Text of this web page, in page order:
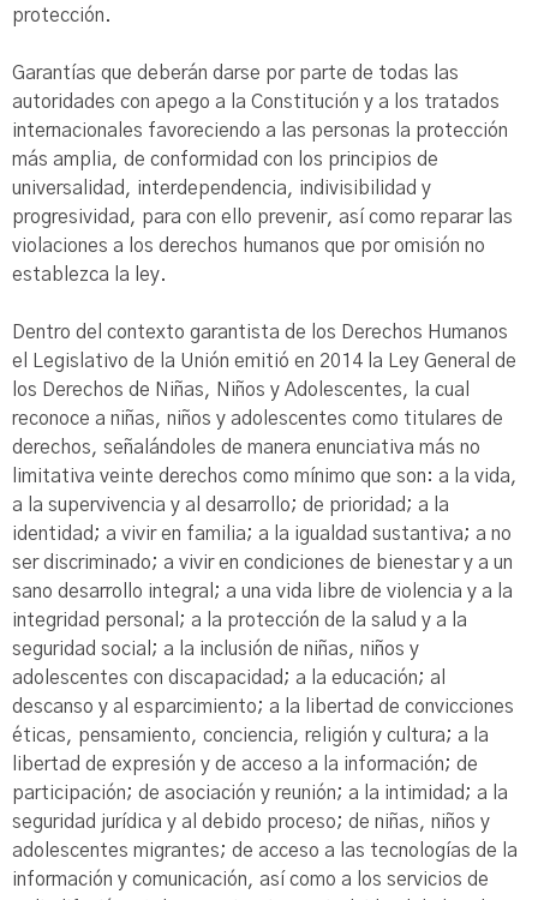
protección.
Garantías que deberán darse por parte de todas las
autoridades con apego a la Constitución y a los tratados
internacionales favoreciendo a las personas la protección
más amplia, de conformidad con los principios de
universalidad, interdependencia, indivisibilidad y
progresividad, para con ello prevenir, así como reparar las
violaciones a los derechos humanos que por omisión no
establezca la ley.
Dentro del contexto garantista de los Derechos Humanos
el Legislativo de la Unión emitió en 2014 la Ley General de
los Derechos de Niñas, Niños y Adolescentes, la cual
reconoce a niñas, niños y adolescentes como titulares de
derechos, señalándoles de manera enunciativa más no
limitativa veinte derechos como mínimo que son: a la vida,
a la supervivencia y al desarrollo; de prioridad; a la
identidad; a vivir en familia; a la igualdad sustantiva; a no
ser discriminado; a vivir en condiciones de bienestar y a un
sano desarrollo integral; a una vida libre de violencia y a la
integridad personal; a la protección de la salud y a la
seguridad social; a la inclusión de niñas, niños y
adolescentes con discapacidad; a la educación; al
descanso y al esparcimiento; a la libertad de convicciones
éticas, pensamiento, conciencia, religión y cultura; a la
libertad de expresión y de acceso a la información; de
participación; de asociación y reunión; a la intimidad; a la
seguridad jurídica y al debido proceso; de niñas, niños y
adolescentes migrantes; de acceso a las tecnologías de la
información y comunicación, así como a los servicios de